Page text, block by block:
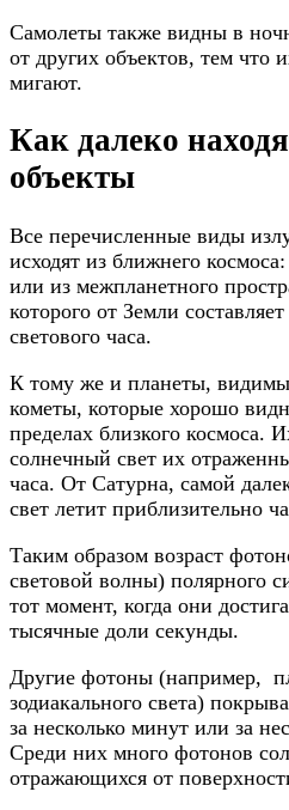
Самолеты также видны в
от других объектов, тем что
мигают.
Как далеко
объекты
Все перечисленные виды
исходят из ближнего
или из межпланетного
которого от Земли
светового часа.
К тому же и планеты,
кометы, которые хорошо
пределах близкого космоса.
солнечный свет их
часа. От Сатурна, самой
свет летит приблизительно
Таким образом возраст
световой волны) полярного
тот момент, когда они
тысячные доли секунды.
Другие фотоны (например,
зодиакального света)
за несколько минут или за
Среди них много фотонов
отражающихся от